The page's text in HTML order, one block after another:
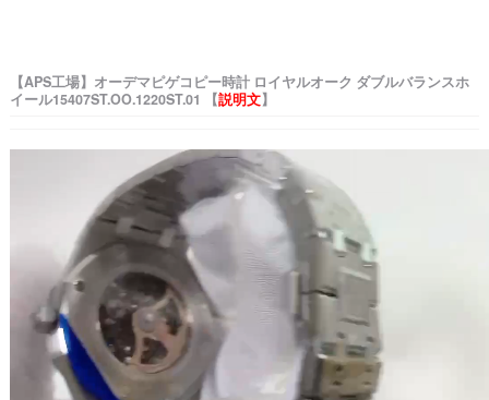
【APS工場】オーデマピゲコピー時計 ロイヤルオーク ダブルバランスホ
イール15407ST.OO.1220ST.01 【説明文】